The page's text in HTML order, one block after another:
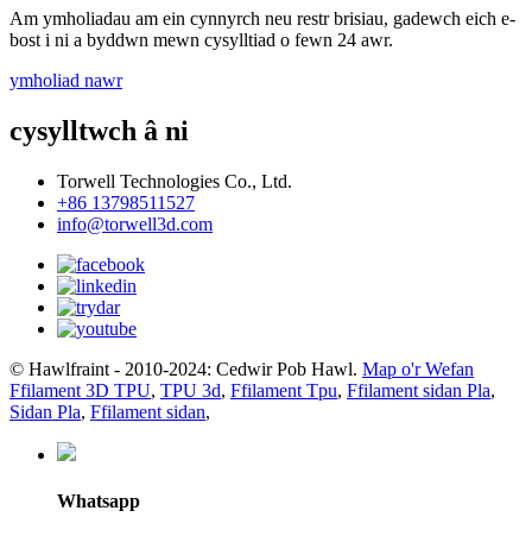
Am ymholiadau am ein cynnyrch neu restr brisiau, gadewch eich e-
bost i ni a byddwn mewn cysylltiad o fewn 24 awr.
ymholiad nawr
cysylltwch â ni
Torwell Technologies Co., Ltd.
+86 13798511527
info@torwell3d.com
© Hawlfraint - 2010-2024: Cedwir Pob Hawl. Map o'r Wefan
Ffilament 3D TPU, TPU 3d, Ffilament Tpu, Ffilament sidan Pla,
Sidan Pla, Ffilament sidan,
Whatsapp